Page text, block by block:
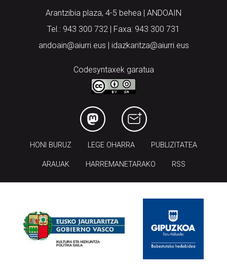
Arantzibia plaza, 4-5 behea | ANDOAIN
Tel.: 943 300 732 | Faxa: 943 300 731
andoain@aiurri.eus | idazkaritza@aiurri.eus
Codesyntaxek garatua
HONI BURUZ LEGE OHARRA PUBLIZITATEA
ARAUAK HARREMANETARAKO RSS